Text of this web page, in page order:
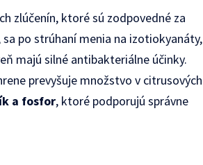
zlúčenín, ktoré sú zodpovedné za
sa po strúhaní menia na izotiokyanáty,
majú silné antibakteriálne účinky.
prevyšuje množstvo v citrusových
a fosfor, ktoré podporujú správne